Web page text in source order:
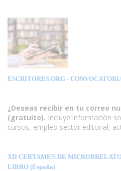
ESCRITORES.ORG -
¿Deseas recibir en tu correo
(gratuito). Incluye información
cursos, empleo sector editorial,
XII CERTAMEN DE
LIBRO (España)